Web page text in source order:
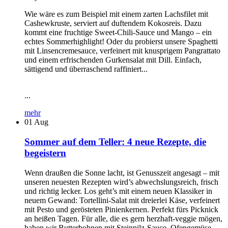
Wie wäre es zum Beispiel mit einem zarten Lachsfilet mit
Cashewkruste, serviert auf duftendem Kokosreis. Dazu
kommt eine fruchtige Sweet-Chili-Sauce und Mango – ein
echtes Sommerhighlight! Oder du probierst unsere Spaghetti
mit Linsencremesauce, verfeinert mit knusprigem Pangrattato
und einem erfrischenden Gurkensalat mit Dill. Einfach,
sättigend und überraschend raffiniert...
...
mehr
01 Aug
Sommer auf dem Teller: 4 neue Rezepte, die
begeistern
Wenn draußen die Sonne lacht, ist Genusszeit angesagt – mit
unseren neuesten Rezepten wird’s abwechslungsreich, frisch
und richtig lecker. Los geht’s mit einem neuen Klassiker in
neuem Gewand: Tortellini-Salat mit dreierlei Käse, verfeinert
mit Pesto und gerösteten Pinienkernen. Perfekt fürs Picknick
an heißen Tagen. Für alle, die es gern herzhaft-veggie mögen,